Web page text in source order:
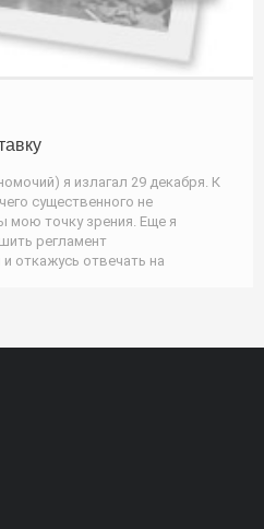
я излагал 29 декабря. К
существенного не
мою точку зрения. Еще я
регламент
откажусь отвечать на